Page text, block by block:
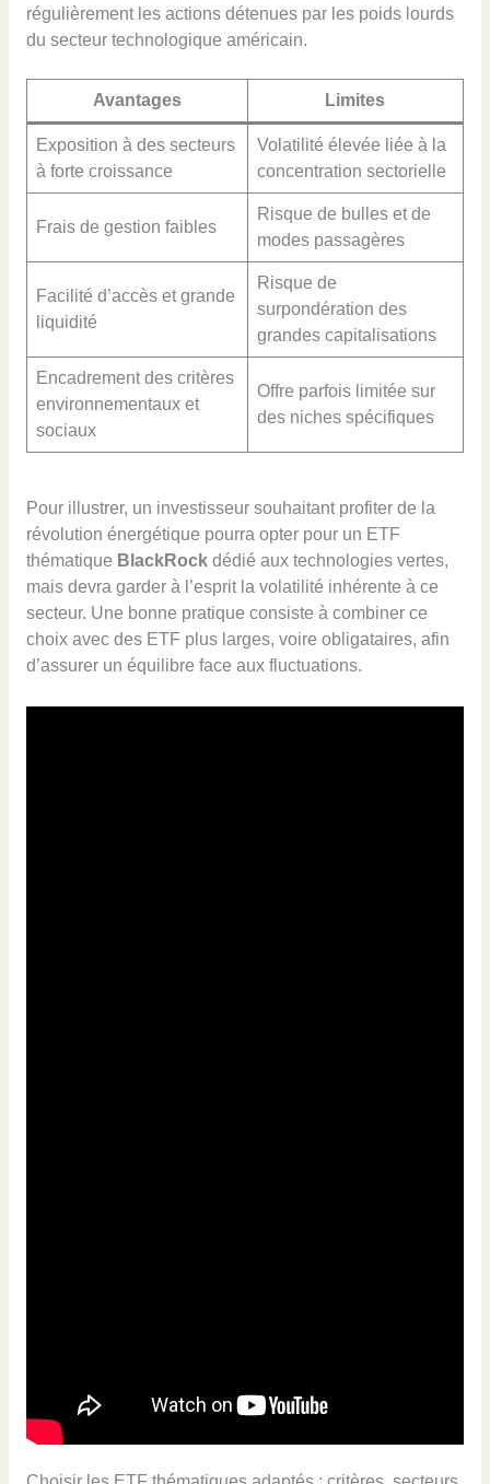
régulièrement les actions détenues par les poids lourds
du secteur technologique américain.
Avantages Limites
Exposition à des secteurs
à forte croissance
Volatilité élevée liée à la
concentration sectorielle
Frais de gestion faibles
Risque de bulles et de
modes passagères
Facilité d’accès et grande
liquidité
Risque de
surpondération des
grandes capitalisations
Encadrement des critères
environnementaux et
sociaux
Offre parfois limitée sur
des niches spécifiques
Pour illustrer, un investisseur souhaitant profiter de la
révolution énergétique pourra opter pour un ETF
thématique BlackRockdédié aux technologies vertes,
mais devra garder à l’esprit la volatilité inhérente à ce
secteur. Une bonne pratique consiste à combiner ce
choix avec des ETF plus larges, voire obligataires, afin
d’assurer un équilibre face aux fluctuations.